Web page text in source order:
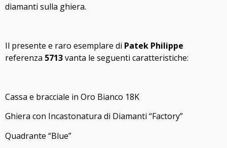
diamanti sulla ghiera.
Il presente e raro esemplare di Patek Philippe
referenza 5713vanta le seguenti caratteristiche:
Cassa e bracciale in Oro Bianco 18K
Ghiera con Incastonatura di Diamanti “Factory”
Quadrante “Blue”